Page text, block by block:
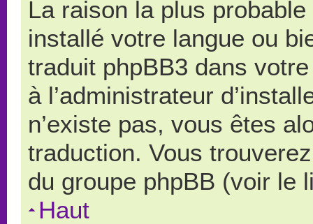
La raison la plus probable
installé votre langue ou
traduit phpBB3 dans
à l’administrateur
n’existe pas, vous êtes
traduction. Vous
du groupe phpBB (voir le
Haut